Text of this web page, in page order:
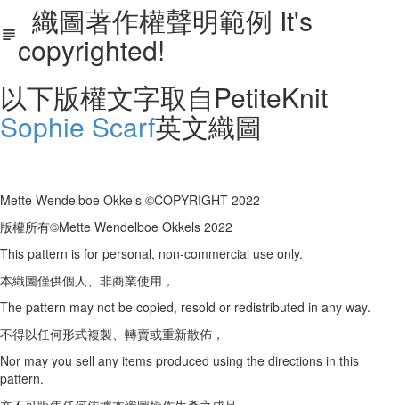
織圖著作權聲明範例 It's
copyrighted!
以下版權文字取自PetiteKnit
Sophie Scarf英文織圖
Mette Wendelboe Okkels ©COPYRIGHT 2022
版權所有©Mette Wendelboe Okkels 2022
This pattern is for personal, non-commercial use only.
本織圖僅供個人、非商業使用，
The pattern may not be copied, resold or redistributed in any way.
不得以任何形式複製、轉賣或重新散佈，
Nor may you sell any items produced using the directions in this
pattern.